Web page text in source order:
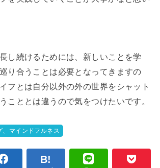
し続けるためには、新しいことを学
り合うことは必要となってきますの
フとは自分以外の外の世界をシャット
こととは違うので気をつけたいです。
、マインドフルネス